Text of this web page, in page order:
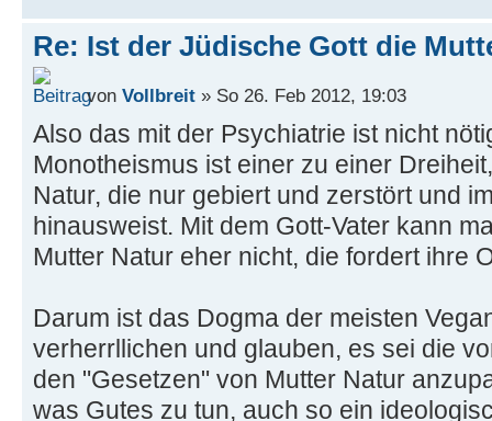
Re: Ist der Jüdische Gott die
von Vollbreit » So 26. Feb 2012, 19:03
Also das mit der Psychiatrie ist nicht
Monotheismus ist einer zu einer
Natur, die nur gebiert und zerstört und
hinausweist. Mit dem Gott-Vater kann
Mutter Natur eher nicht, die fordert ihre
Darum ist das Dogma der meisten
verherrllichen und glauben, es sei die
den "Gesetzen" von Mutter Natur
was Gutes zu tun, auch so ein